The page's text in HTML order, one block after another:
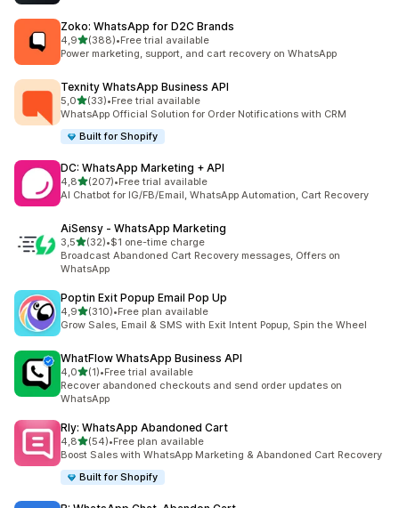
Zoko: WhatsApp for D2C Brands
4,9de 5 estrelas
(388)
388 total de avaliações
•Free trial available
Power marketing, support, and cart recovery on WhatsApp
Texnity WhatsApp Business API
5,0de 5 estrelas
(33)
33 total de avaliações
•Free trial available
WhatsApp Official Solution for Order Notifications with CRM
Built for Shopify
DC: WhatsApp Marketing + API
4,8de 5 estrelas
(207)
207 total de avaliações
•Free trial available
AI Chatbot for IG/FB/Email, WhatsApp Automation, Cart Recovery
AiSensy ‑ WhatsApp Marketing
3,5de 5 estrelas
(32)
32 total de avaliações
•$1 one-time charge
Broadcast Abandoned Cart Recovery messages, Offers on
WhatsApp
Poptin Exit Popup Email Pop Up
4,9de 5 estrelas
(310)
310 total de avaliações
•Free plan available
Grow Sales, Email & SMS with Exit Intent Popup, Spin the Wheel
WhatFlow WhatsApp Business API
4,0de 5 estrelas
(1)
1 total de avaliações
•Free trial available
Recover abandoned checkouts and send order updates on
WhatsApp
Rly: WhatsApp Abandoned Cart
4,8de 5 estrelas
(54)
54 total de avaliações
•Free plan available
Boost Sales with WhatsApp Marketing & Abandoned Cart Recovery
Built for Shopify